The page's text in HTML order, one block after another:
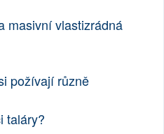
masivní vlastizrádná
požívají různě
taláry?